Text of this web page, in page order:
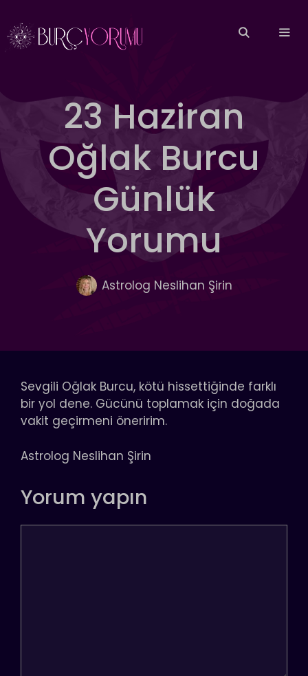
atla
23 Haziran
Oğlak Burcu
Günlük
Yorumu
Astrolog Neslihan Şirin
Sevgili Oğlak Burcu, kötü hissettiğinde farklı
bir yol dene. Gücünü toplamak için doğada
vakit geçirmeni öneririm.
Astrolog Neslihan Şirin
Yorum yapın